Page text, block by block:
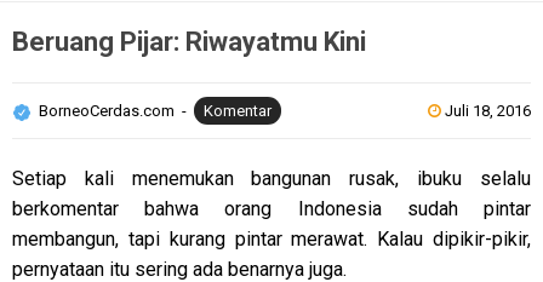
Beruang Pijar: Riwayatmu Kini
BorneoCerdas.com Juli 18, 2016
Komentar
Setiap kali menemukan bangunan rusak, ibuku selalu
berkomentar bahwa orang Indonesia sudah pintar
membangun, tapi kurang pintar merawat. Kalau dipikir-pikir,
pernyataan itu sering ada benarnya juga.